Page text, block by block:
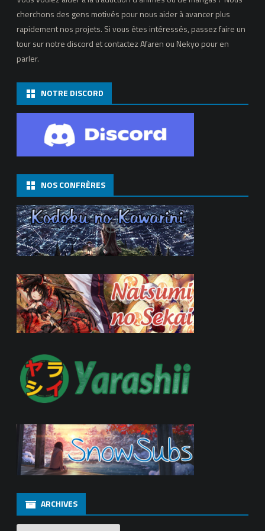
cherchons des gens motivés pour nous aider à avancer plus
rapidement nos projets. Si vous êtes intéressés, passez faire un
tour sur notre discord et contactez Afaren ou Nekyo pour en
parler.
NOTRE DISCORD
NOS CONFRÈRES
ARCHIVES
Archives